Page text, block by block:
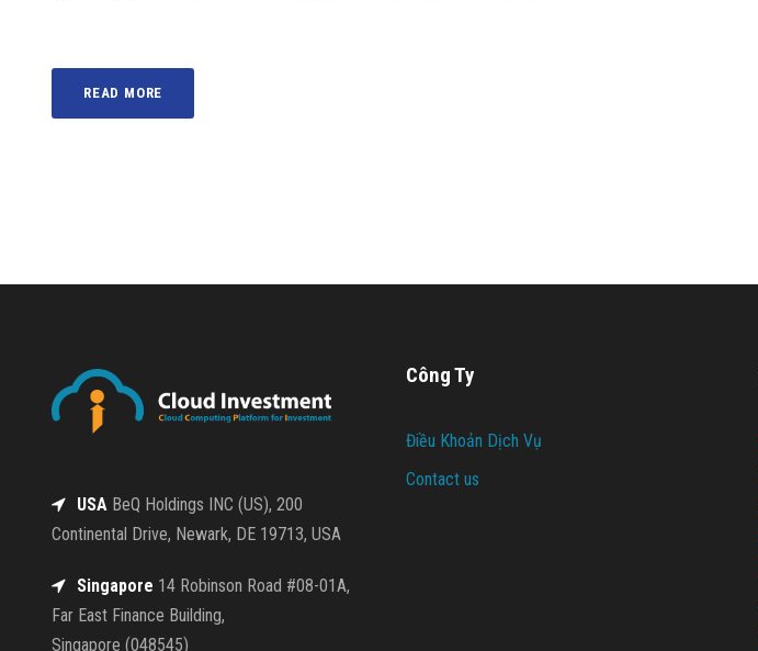
READ MORE
USA BeQ Holdings INC (US), 200
Continental Drive, Newark, DE 19713, USA
Singapore 14 Robinson Road #08-01A,
Far East Finance Building,
Singapore (048545)
Công Ty
Điều Khoản Dịch Vụ
Contact us